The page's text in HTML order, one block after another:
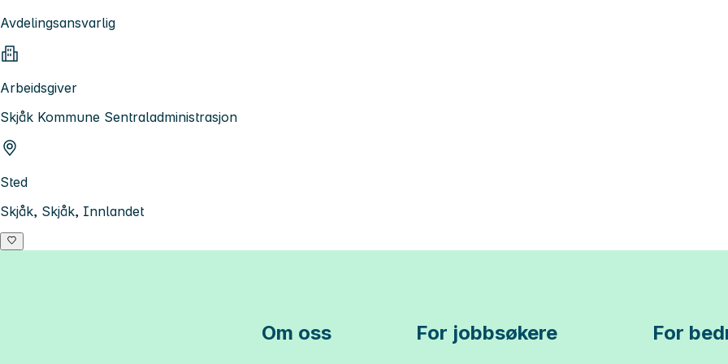
Avdelingsansvarlig
Arbeidsgiver
Skjåk Kommune Sentraladministrasjon
Sted
Skjåk, Skjåk, Innlandet
Om oss For jobbsøkere For